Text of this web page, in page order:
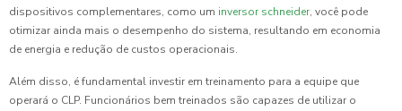
dispositivos complementares, como um inversor schneider, você pode
otimizar ainda mais o desempenho do sistema, resultando em economia
de energia e redução de custos operacionais.
Além disso, é fundamental investir em treinamento para a equipe que
operará o CLP. Funcionários bem treinados são capazes de utilizar o